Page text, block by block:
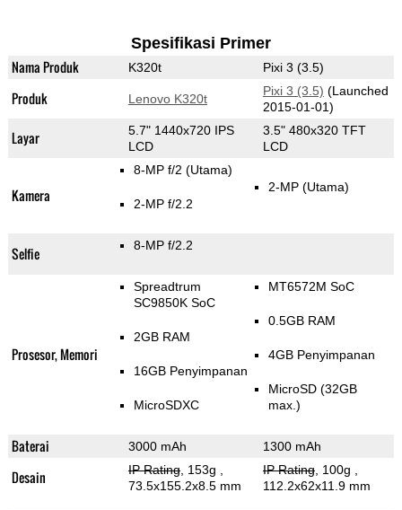
Spesifikasi Primer
Nama Produk K320t Pixi 3 (3.5)
Produk Lenovo K320t
Pixi 3 (3.5) (Launched
2015-01-01)
Layar
5.7" 1440x720 IPS
LCD
3.5" 480x320 TFT
LCD
Kamera
8-MP f/2 (Utama)
2-MP f/2.2
2-MP (Utama)
Selfie 8-MP f/2.2
Prosesor, Memori
Spreadtrum
SC9850K SoC
2GB RAM
16GB Penyimpanan
MicroSDXC
MT6572M SoC
0.5GB RAM
4GB Penyimpanan
MicroSD (32GB
max.)
Baterai 3000 mAh 1300 mAh
Desain IP Rating, 153g
73.5x155.2x8.5 mm
IP Rating, 100g
112.2x62x11.9 mm